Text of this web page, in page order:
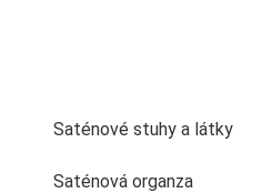
Saténové stuhy a látky
Saténová organza